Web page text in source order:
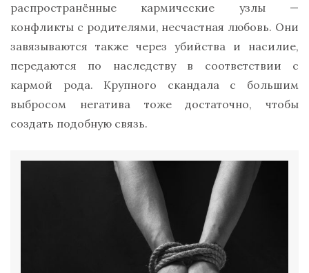
распространённые кармические узлы —
конфликты с родителями, несчастная любовь. Они
завязываются также через убийства и насилие,
передаются по наследству в соответствии с
кармой рода. Крупного скандала с большим
выбросом негатива тоже достаточно, чтобы
создать подобную связь.